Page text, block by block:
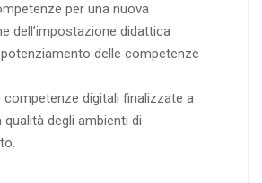
per una nuova
dell’impostazione didattica
delle competenze
competenze digitali finalizzate a
degli ambienti di